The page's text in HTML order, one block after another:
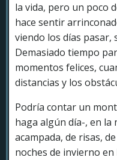
la vida, pero un poco
hace sentir
viendo los días pasar,
Demasiado tiempo
momentos felices,
distancias y los
Podría contar un
haga algún día-, en la
acampada, de risas,
noches de invierno